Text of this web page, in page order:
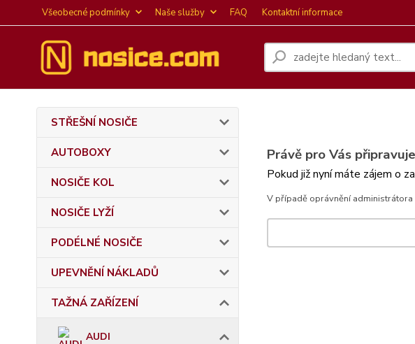
Všeobecné podmínky Naše služby FAQ Kontaktní informace
STŘEŠNÍ NOSIČE
AUTOBOXY
NOSIČE KOL
NOSIČE LYŽÍ
PODÉLNÉ NOSIČE
UPEVNĚNÍ NÁKLADŮ
TAŽNÁ ZAŘÍZENÍ
AUDI
Právě pro Vás
Pokud již nyní máte zájem o
V případě oprávnění